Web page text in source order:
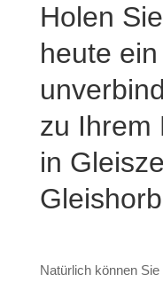
Holen
heute ein
zu Ihrem
in
Natürlich können